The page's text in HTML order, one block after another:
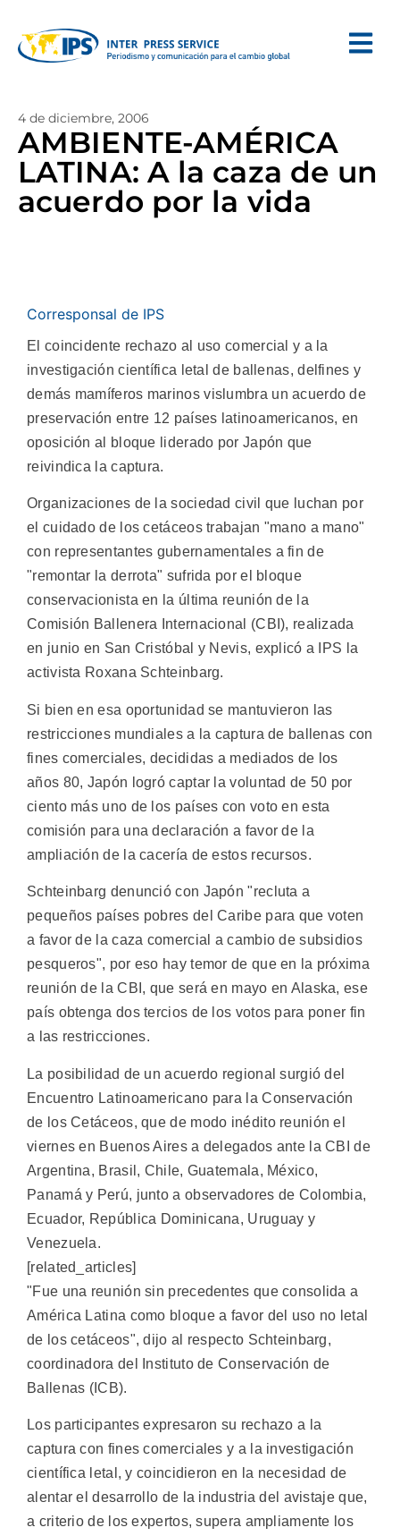
4 de diciembre, 2006
AMBIENTE-AMÉRICA
LATINA: A la caza de un
acuerdo por la vida
Corresponsal de IPS
El coincidente rechazo al uso comercial y a la
investigación científica letal de ballenas, delfines y
demás mamíferos marinos vislumbra un acuerdo de
preservación entre 12 países latinoamericanos, en
oposición al bloque liderado por Japón que
reivindica la captura.
Organizaciones de la sociedad civil que luchan por
el cuidado de los cetáceos trabajan "mano a mano"
con representantes gubernamentales a fin de
"remontar la derrota" sufrida por el bloque
conservacionista en la última reunión de la
Comisión Ballenera Internacional (CBI), realizada
en junio en San Cristóbal y Nevis, explicó a IPS la
activista Roxana Schteinbarg.
Si bien en esa oportunidad se mantuvieron las
restricciones mundiales a la captura de ballenas con
fines comerciales, decididas a mediados de los
años 80, Japón logró captar la voluntad de 50 por
ciento más uno de los países con voto en esta
comisión para una declaración a favor de la
ampliación de la cacería de estos recursos.
Schteinbarg denunció con Japón "recluta a
pequeños países pobres del Caribe para que voten
a favor de la caza comercial a cambio de subsidios
pesqueros", por eso hay temor de que en la próxima
reunión de la CBI, que será en mayo en Alaska, ese
país obtenga dos tercios de los votos para poner fin
a las restricciones.
La posibilidad de un acuerdo regional surgió del
Encuentro Latinoamericano para la Conservación
de los Cetáceos, que de modo inédito reunión el
viernes en Buenos Aires a delegados ante la CBI de
Argentina, Brasil, Chile, Guatemala, México,
Panamá y Perú, junto a observadores de Colombia,
Ecuador, República Dominicana, Uruguay y
Venezuela.
[related_articles]
"Fue una reunión sin precedentes que consolida a
América Latina como bloque a favor del uso no letal
de los cetáceos", dijo al respecto Schteinbarg,
coordinadora del Instituto de Conservación de
Ballenas (ICB).
Los participantes expresaron su rechazo a la
captura con fines comerciales y a la investigación
científica letal, y coincidieron en la necesidad de
alentar el desarrollo de la industria del avistaje que,
a criterio de los expertos, supera ampliamente los